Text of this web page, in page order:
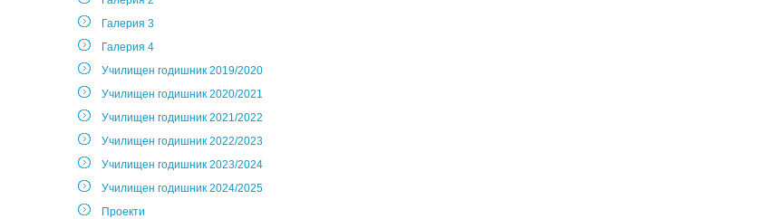
Галерия 3
Галерия 4
Училищен годишник 2019/2020
Училищен годишник 2020/2021
Училищен годишник 2021/2022
Училищен годишник 2022/2023
Училищен годишник 2023/2024
Училищен годишник 2024/2025
Проекти